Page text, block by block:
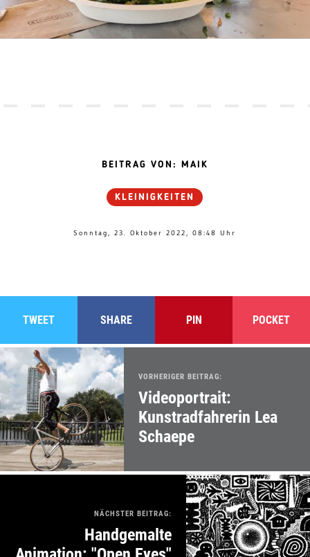
BEITRAG VON: MAIK
KLEINIGKEITEN
Sonntag, 23. Oktober 2022, 08:48 Uhr
TWEET SHARE PIN POCKET
VORHERIGER BEITRAG:
Videoportrait:
Kunstradfahrerin Lea
Schaepe
NÄCHSTER BEITRAG:
Handgemalte